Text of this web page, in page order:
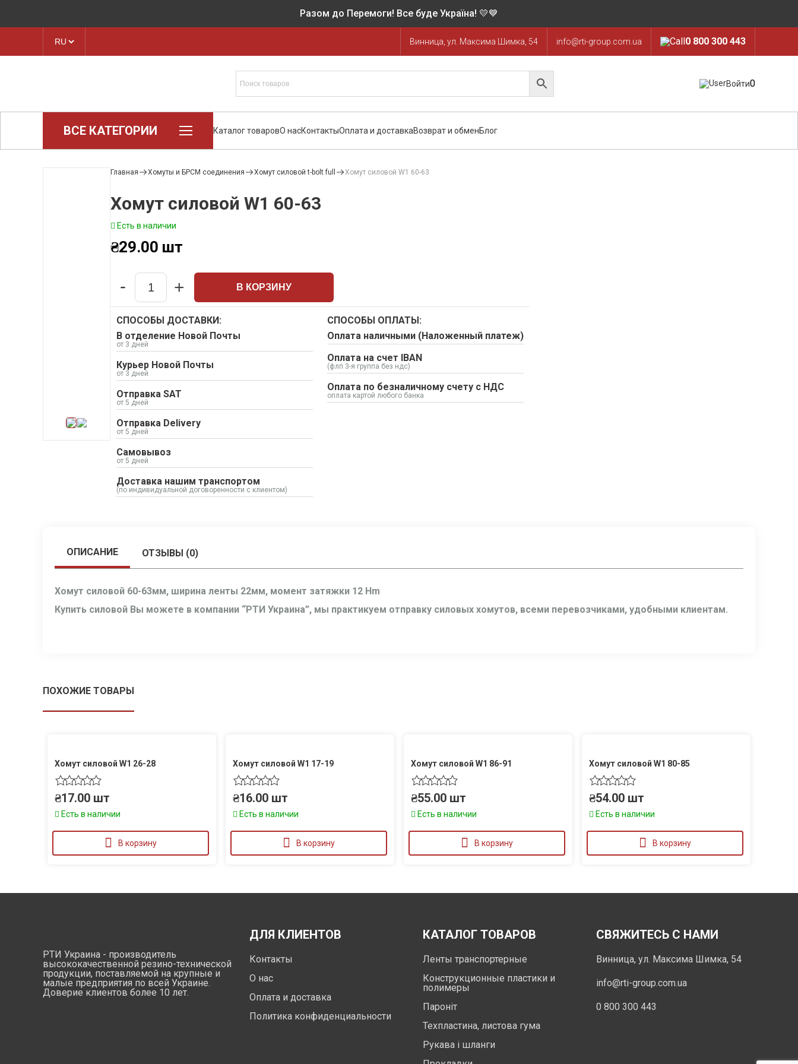
Разом до Перемоги! Все буде Україна! 💛💙
Винница, ул. Максима Шимка, 54 info@rti-group.com.ua 0 800 300 443
Войти0
ВСЕ КАТЕГОРИИ
Конструкционные пластики и
Ленты транспортерные
Рукава, шланги
Набивки сальниковые
Композитные материалы Resimac
Парафиновая эмульсия
Кожкартон прокладочный
Электрокартон листовой
Шнуры: резиновые, силиконовые
Каталог товаровО насКонтактыОплата и доставкаВозврат и обменБлог
Главная Хомуты и БРСМ соединения Хомут силовой t-bolt full Хомут силовой W1 60-63
Хомут силовой W1 60-63
Есть в наличии
₴29.00 шт
Quantity
- + В КОРЗИНУ
СПОСОБЫ ДОСТАВКИ:
В отделение Новой Почты
от 3 дней
Курьер Новой Почты
от 3 дней
Отправка SAT
от 5 дней
Отправка Delivery
от 5 дней
Самовывоз
от 5 дней
Доставка нашим транспортом
(по индивидуальной договоренности с клиентом)
СПОСОБЫ ОПЛАТЫ:
Оплата наличными (Наложенный платеж)
Оплата на счет IBAN
(флп 3-я группа без ндс)
Оплата по безналичному счету с НДС
оплата картой любого банка
ОПИСАНИЕ ОТЗЫВЫ (0)
Хомут силовой 60-63мм, ширина ленты 22мм, момент затяжки 12 Hm
Купить силовой Вы можете в компании “РТИ Украина”, мы практикуем отправку силовых хомутов, всеми перевозчиками, удобными клиентам.
ПОХОЖИЕ ТОВАРЫ
Хомут силовой W1 26-28
₴17.00 шт
Есть в наличии
В корзину
Хомут силовой W1 17-19
₴16.00 шт
Есть в наличии
В корзину
Хомут силовой W1 86-91
₴55.00 шт
Есть в наличии
В корзину
Хомут силовой W1 80-85
₴54.00 шт
Есть в наличии
В корзину
РТИ Украина - производитель
высококачественной резино-технической
продукции, поставляемой на крупные и
малые предприятия по всей Украине.
Доверие клиентов более 10 лет.
ДЛЯ КЛИЕНТОВ
Контакты
О нас
Оплата и доставка
Политика конфиденциальности
КАТАЛОГ ТОВАРОВ
Ленты транспортерные
Конструкционные пластики и
полимеры
Пароніт
Техпластина, листова гума
Рукава і шланги
СВЯЖИТЕСЬ С НАМИ
Винница, ул. Максима Шимка, 54
info@rti-group.com.ua
0 800 300 443